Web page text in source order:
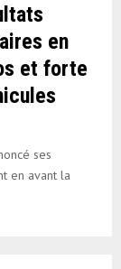
en
et forte
ses
en avant la